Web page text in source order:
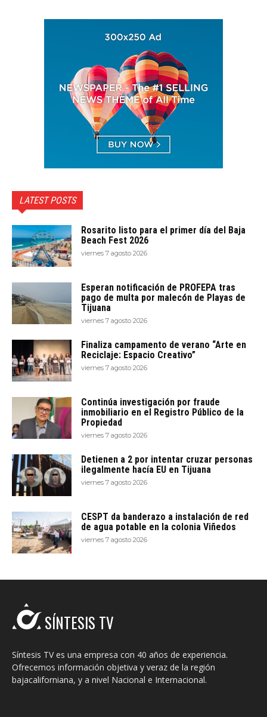
LATEST POSTS
Rosarito listo para el primer día del Baja
Beach Fest 2026
viernes 7 agosto 2026
Esperan notificación de PROFEPA tras
pago de multa por malecón de Playas de
Tijuana
viernes 7 agosto 2026
Finaliza campamento de verano “Arte en
Reciclaje: Espacio Creativo”
viernes 7 agosto 2026
Continúa investigación por fraude
inmobiliario en el Registro Público de la
Propiedad
viernes 7 agosto 2026
Detienen a 2 por intentar cruzar personas
ilegalmente hacía EU en Tijuana
viernes 7 agosto 2026
CESPT da banderazo a instalación de red
de agua potable en la colonia Viñedos
viernes 7 agosto 2026
SÍNTESIS TV
Síntesis TV es una empresa con 40 años de experiencia.
Ofrecemos información objetiva y veraz de la región
bajacaliforniana, y a nivel Nacional e Internacional.